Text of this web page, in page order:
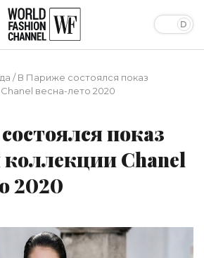
/В Париже состоялся показ
весна-лето 2020
показ
Chanel
2020